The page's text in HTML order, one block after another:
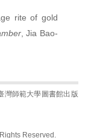
rite of gold
, Jia Bao-
灣師範大學圖書館出版
Reserved.